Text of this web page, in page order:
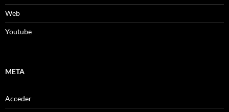
Web
Youtube
META
Acceder